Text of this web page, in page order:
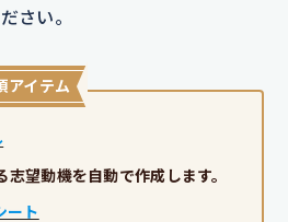
さい。
アイテム
望動機を自動で作成します。
ート